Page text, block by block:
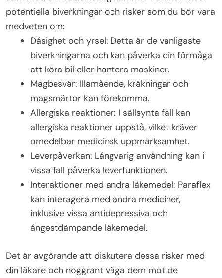
potentiella biverkningar och risker som du bör vara
medveten om:
Dåsighet och yrsel: Detta är de vanligaste
biverkningarna och kan påverka din förmåga
att köra bil eller hantera maskiner.
Magbesvär: Illamående, kräkningar och
magsmärtor kan förekomma.
Allergiska reaktioner: I sällsynta fall kan
allergiska reaktioner uppstå, vilket kräver
omedelbar medicinsk uppmärksamhet.
Leverpåverkan: Långvarig användning kan i
vissa fall påverka leverfunktionen.
Interaktioner med andra läkemedel: Paraflex
kan interagera med andra mediciner,
inklusive vissa antidepressiva och
ångestdämpande läkemedel.
Det är avgörande att diskutera dessa risker med
din läkare och noggrant väga dem mot de